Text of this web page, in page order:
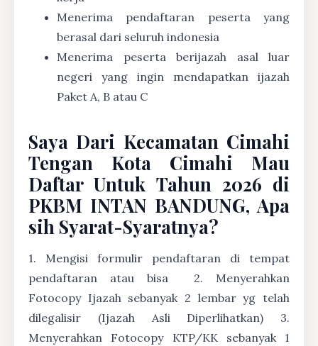
Menerima pendaftaran peserta yang
berasal dari seluruh indonesia
Menerima peserta berijazah asal luar
negeri yang ingin mendapatkan ijazah
Paket A, B atau C
Saya Dari Kecamatan Cimahi
Tengan Kota Cimahi Mau
Daftar Untuk Tahun 2026 di
PKBM INTAN BANDUNG, Apa
sih Syarat-Syaratnya?
1. Mengisi formulir pendaftaran di tempat
pendaftaran atau bisa
2. Menyerahkan
Fotocopy Ijazah sebanyak 2 lembar yg telah
dilegalisir (Ijazah Asli Diperlihatkan) 3.
Menyerahkan Fotocopy KTP/KK sebanyak 1